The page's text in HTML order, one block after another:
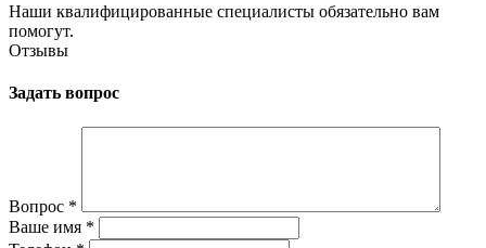
Наши квалифицированные специалисты обязательно вам
помогут.
Отзывы
Задать вопрос
Вопрос *
Ваше имя *